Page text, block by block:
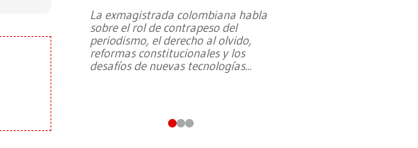
La exmagistrada colombiana habla
sobre el rol de contrapeso del
periodismo, el derecho al olvido,
reformas constitucionales y los
desafíos de nuevas tecnologías...